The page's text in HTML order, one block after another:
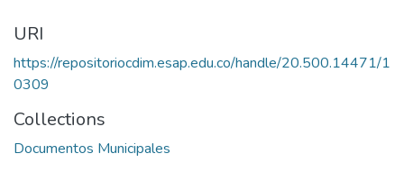
URI
https://repositoriocdim.esap.edu.co/handle/20.500.14471/1
0309
Collections
Documentos Municipales